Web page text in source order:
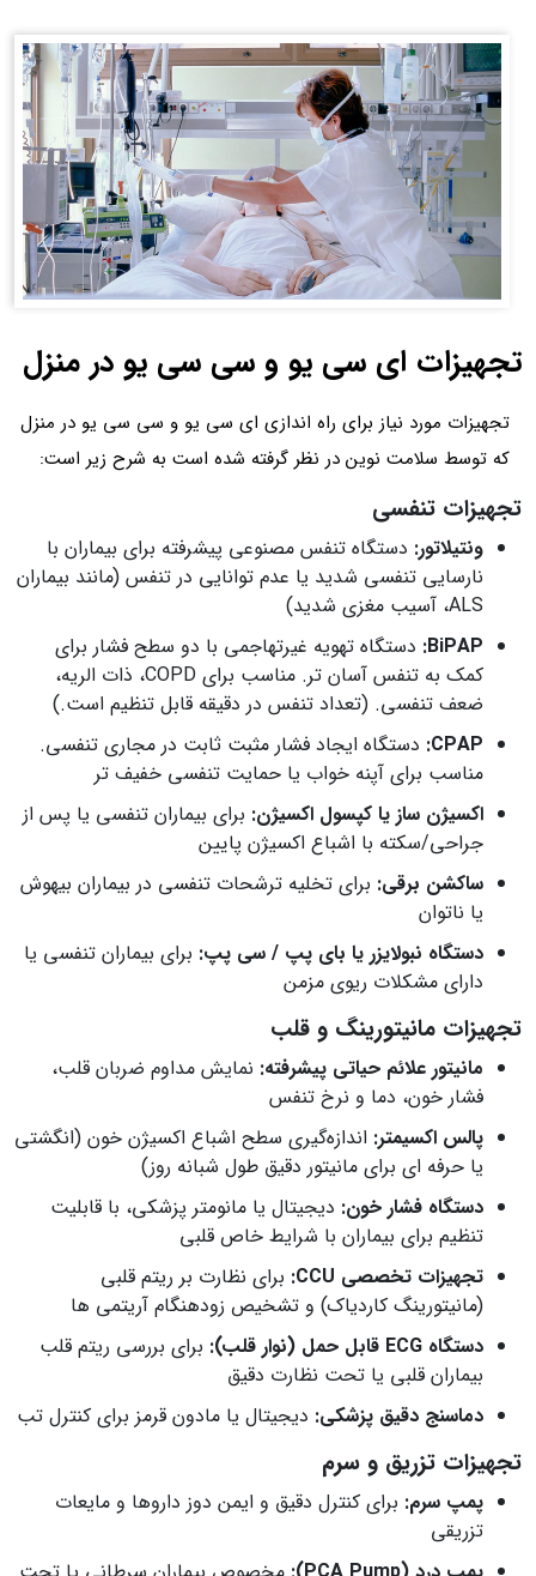
تجهیزات ای سی یو و سی سی یو در منزل
تجهیزات مورد نیاز برای راه اندازی ای سی یو و سی سی یو در منزل
که توسط سلامت نوین در نظر گرفته شده است به شرح زیر است:
تجهیزات تنفسی
ونتیلاتور: دستگاه تنفس مصنوعی پیشرفته برای بیماران با
نارسایی تنفسی شدید یا عدم توانایی در تنفس (مانند بیماران
ALS، آسیب مغزی شدید)
BiPAP: دستگاه تهویه غیرتهاجمی با دو سطح فشار برای
کمک به تنفس آسان‌ تر. مناسب برای COPD، ذات‌ الریه،
ضعف تنفسی. (تعداد تنفس در دقیقه قابل تنظیم است.)
CPAP: دستگاه ایجاد فشار مثبت ثابت در مجاری تنفسی.
مناسب برای آپنه خواب یا حمایت تنفسی خفیف‌ تر
اکسیژن‌ ساز یا کپسول اکسیژن: برای بیماران تنفسی یا پس از
جراحی/سکته با اشباع اکسیژن پایین
ساکشن برقی: برای تخلیه ترشحات تنفسی در بیماران بیهوش
یا ناتوان
دستگاه نبولایزر یا بای‌ پپ / سی‌ پپ: برای بیماران تنفسی یا
دارای مشکلات ریوی مزمن
تجهیزات مانیتورینگ و قلب
مانیتور علائم حیاتی پیشرفته: نمایش مداوم ضربان قلب،
فشار خون، دما و نرخ تنفس
پالس اکسیمتر: اندازه‌گیری سطح اشباع اکسیژن خون (انگشتی
یا حرفه‌ ای برای مانیتور دقیق طول شبانه‌ روز)
دستگاه فشار خون: دیجیتال یا مانومتر پزشکی، با قابلیت
تنظیم برای بیماران با شرایط خاص قلبی
تجهیزات تخصصی CCU:
برای نظارت بر ریتم قلبی
(مانیتورینگ کاردیاک) و تشخیص زودهنگام آریتمی‌ ها
دستگاه ECG قابل‌ حمل (نوار قلب):
برای بررسی ریتم قلب
بیماران قلبی یا تحت نظارت دقیق
دماسنج دقیق پزشکی: دیجیتال یا مادون قرمز برای کنترل تب
تجهیزات تزریق و سرم
پمپ سرم: برای کنترل دقیق و ایمن دوز داروها و مایعات
تزریقی